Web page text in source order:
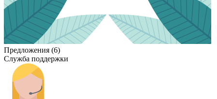
Предложения (6)
Служба поддержки